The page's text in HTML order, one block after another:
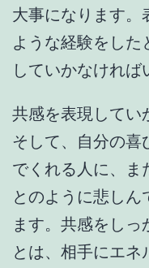
大事になります。
ような経験をした
していかなければ
共感を表現してい
そして、自分の喜
でくれる人に、ま
とのように悲しん
ます。共感をしっ
とは、相手にエネ